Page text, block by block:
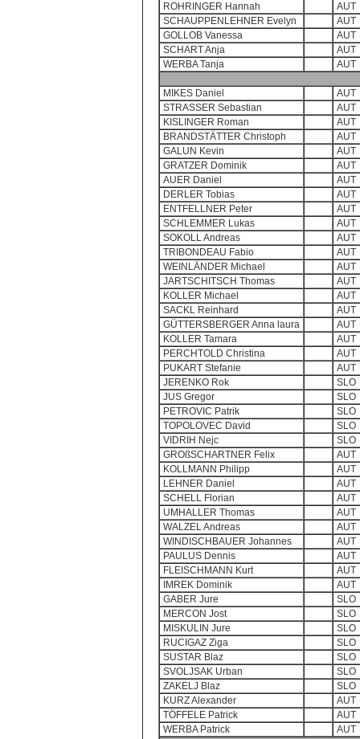
ROHRINGER Hannah
AUT
SCHAUPPENLEHNER Evelyn
AUT
GOLLOB Vanessa
AUT
SCHART Anja
AUT
WERBA Tanja
AUT
MIKES Daniel
AUT
STRASSER Sebastian
AUT
KISLINGER Roman
AUT
BRANDSTÄTTER Christoph
AUT
GALUN Kevin
AUT
GRATZER Dominik
AUT
AUER Daniel
AUT
DERLER Tobias
AUT
ENTFELLNER Peter
AUT
SCHLEMMER Lukas
AUT
SOKOLL Andreas
AUT
TRIBONDEAU Fabio
AUT
WEINLÄNDER Michael
AUT
JARTSCHITSCH Thomas
AUT
KOLLER Michael
AUT
SACKL Reinhard
AUT
GÜTTERSBERGER Anna laura
AUT
KOLLER Tamara
AUT
PERCHTOLD Christina
AUT
PUKART Stefanie
AUT
JERENKO Rok
SLO
JUS Gregor
SLO
PETROVIC Patrik
SLO
TOPOLOVEC David
SLO
VIDRIH Nejc
SLO
GROßSCHARTNER Felix
AUT
KOLLMANN Philipp
AUT
LEHNER Daniel
AUT
SCHELL Florian
AUT
UMHALLER Thomas
AUT
WALZEL Andreas
AUT
WINDISCHBAUER Johannes
AUT
PAULUS Dennis
AUT
FLEISCHMANN Kurt
AUT
IMREK Dominik
AUT
GABER Jure
SLO
MERCON Jost
SLO
MISKULIN Jure
SLO
RUCIGAZ Ziga
SLO
SUSTAR Blaz
SLO
SVOLJSAK Urban
SLO
ZAKELJ Blaz
SLO
KURZ Alexander
AUT
TÖFFELE Patrick
AUT
WERBA Patrick
AUT